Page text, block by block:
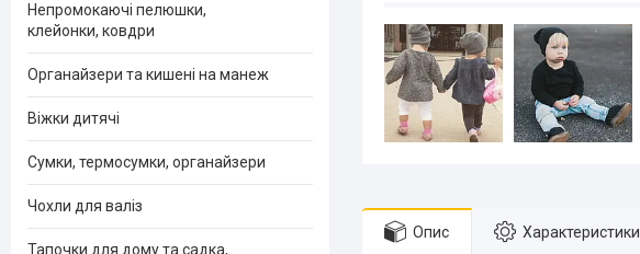
Опис Характеристики
Непромокаючі пелюшки,
клейонки, ковдри
Органайзери та кишені на манеж
Віжки дитячі
Сумки, термосумки, органайзери
Чохли для валіз
Тапочки для дому та садка,